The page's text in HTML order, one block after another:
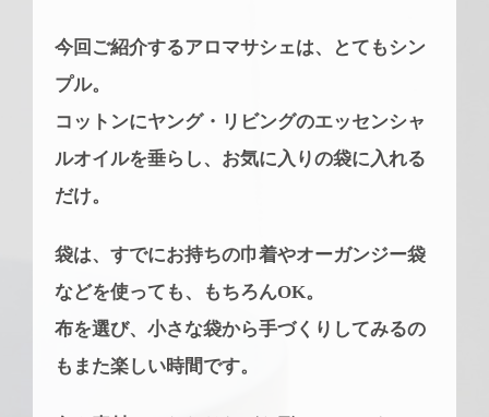
今回ご紹介するアロマサシェは、とてもシン
プル。
コットンにヤング・リビングのエッセンシャ
ルオイルを垂らし、お気に入りの袋に入れる
だけ。
袋は、すでにお持ちの巾着やオーガンジー袋
などを使っても、もちろんOK。
布を選び、小さな袋から手づくりしてみるの
もまた楽しい時間です。